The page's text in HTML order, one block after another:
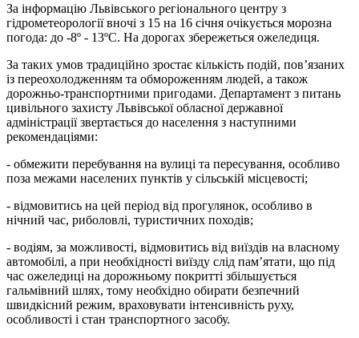
За інформацію Львівського регіонального центру з
гідрометеорології вночі з 15 на 16 січня очікується морозна
погода: до -8º - 13ºС. На дорогах збережеться ожеледиця.
За таких умов традиційно зростає кількість подій, пов’язаних
із переохолодженням та обмороженням людей, а також
дорожньо-транспортними пригодами. Департамент з питань
цивільного захисту Львівської обласної державної
адміністрації звертається до населення з наступними
рекомендаціями:
- обмежити перебування на вулиці та пересування, особливо
поза межами населених пунктів у сільській місцевості;
- відмовитись на цей період від прогулянок, особливо в
нічний час, риболовлі, туристичних походів;
- водіям, за можливості, відмовитись від виїздів на власному
автомобілі, а при необхідності виїзду слід пам’ятати, що під
час ожеледиці на дорожньому покритті збільшується
гальмівний шлях, тому необхідно обирати безпечний
швидкісний режим, враховувати інтенсивність руху,
особливості і стан транспортного засобу.